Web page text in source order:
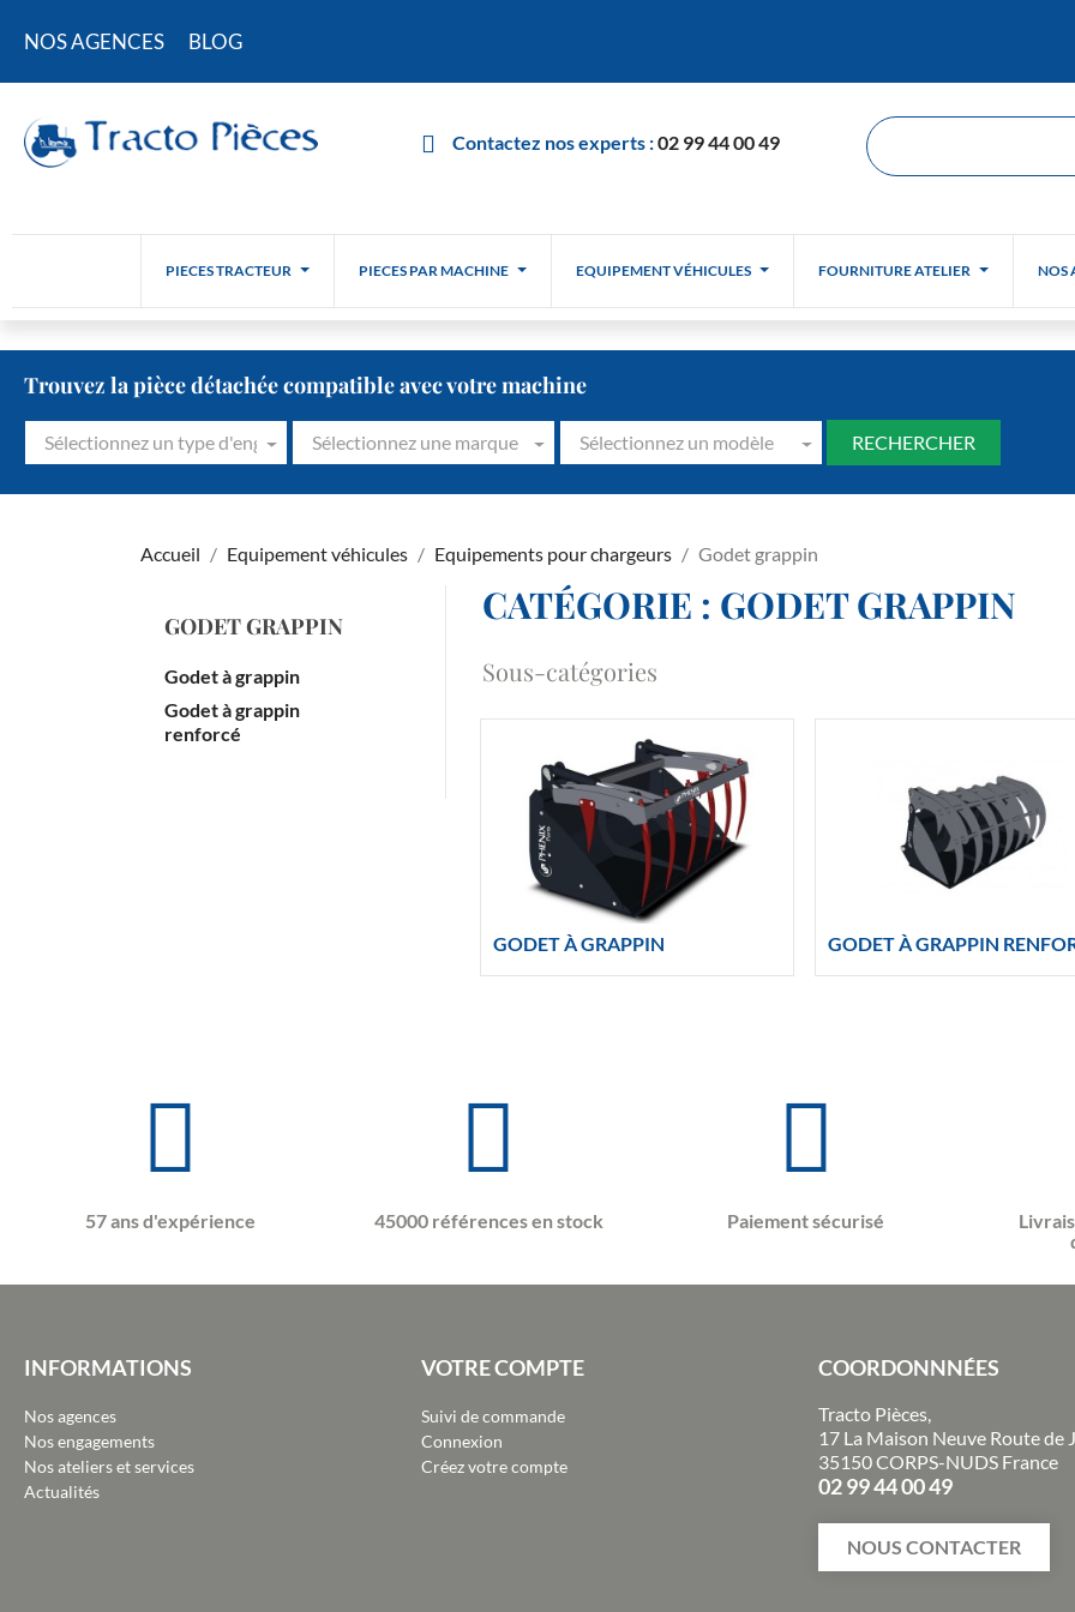
NOS AGENCES BLOG
Contactez nos experts :02 99 44 00 49
PIECES TRACTEUR PIECES PAR MACHINE EQUIPEMENT VÉHICULES FOURNITURE ATELIER NOS
Trouvez la pièce détachée compatible avec votre machine
Sélectionnez un type d'engin Sélectionnez une marque Sélectionnez un modèle
Accueil Equipement véhicules Equipements pour chargeurs Godet grappin
GODET GRAPPIN
Godet à grappin
Godet à grappin
renforcé
CATÉGORIE : GODET GRAPPIN
Sous-catégories
GODET À GRAPPIN GODET À GRAPPIN
57 ans d'expérience 45000 références en stock Paiement sécurisé
INFORMATIONS
Nos agences
Nos engagements
Nos ateliers et services
Actualités
VOTRE COMPTE
Suivi de commande
Connexion
Créez votre compte
COORDONNNÉES
Tracto Pièces,
17 La Maison Neuve Route de
35150 CORPS-NUDS France
02 99 44 00 49
NOUS CONTACTER